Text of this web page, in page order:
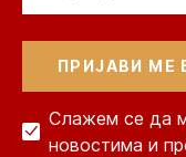
Слажем се да
новостима и